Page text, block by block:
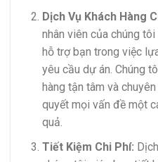
Dịch Vụ Khách Hàng
nhân viên của chúng
hỗ trợ bạn trong việc
yêu cầu dự án. Chúng
hàng tận tâm và
quyết mọi vấn đề một
quả.
Tiết Kiệm Chi Phí: